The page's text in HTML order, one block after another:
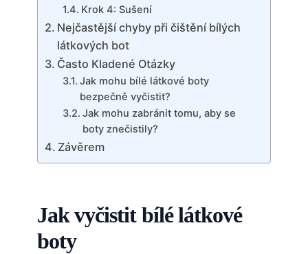
Krok 4: Sušení
Nejčastější chyby při čištění bílých
látkových bot
Často Kladené Otázky
Jak mohu bílé látkové boty
bezpečně vyčistit?
Jak mohu zabránit tomu, aby se
boty znečistily?
Závěrem
Jak vyčistit bílé látkové
boty